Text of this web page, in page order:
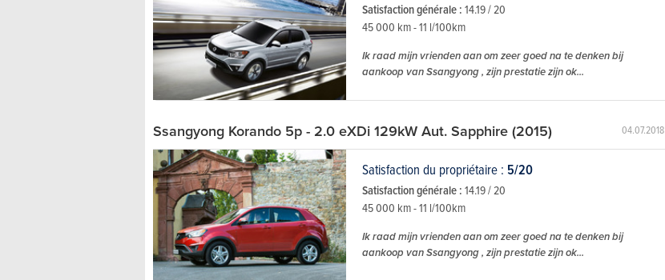
Satisfaction générale :14.19 / 20
45 000 km - 11 l/100km
Ik raad mijn vrienden aan om zeer goed na te denken bij
aankoop van Ssangyong , zijn prestatie zijn ok...
04.07.2018
Ssangyong Korando 5p - 2.0 eXDi 129kW Aut. Sapphire (2015)
Satisfaction du propriétaire : 5/20
Satisfaction générale :14.19 / 20
45 000 km - 11 l/100km
Ik raad mijn vrienden aan om zeer goed na te denken bij
aankoop van Ssangyong , zijn prestatie zijn ok...